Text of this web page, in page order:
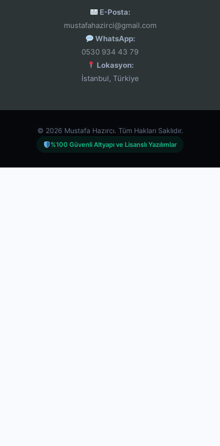
E-Posta:
mustafahazirci@gmail.com
WhatsApp:
0530 934 43 79
Lokasyon:
İstanbul, Türkiye
© 2026 Mustafa Hazırcı. Tüm Hakları Saklıdır.
%100 Güvenli Altyapı ve Lisanslı Yazılımlar